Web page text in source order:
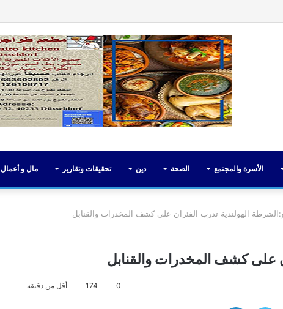
الأسرة والمجتمع الصحة دين تحقيقات وتقارير مال و أعمال
الهولندية تدرب الفئران على كشف المخدرات والقنابل
على كشف المخدرات والقنابل
0
174 أقل من دقيقة